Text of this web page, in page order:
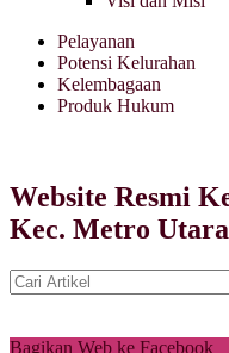
Pelayanan
Potensi Kelurahan
Kelembagaan
Produk Hukum
Website Resmi
Kec. Metro
Bagikan Web ke Facebook